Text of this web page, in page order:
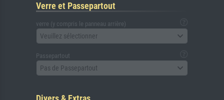
Verre et Passepartout
verre (y compris le panneau arrière)
Veuillez sélectionner
Passepartout
Pas de Passepartout